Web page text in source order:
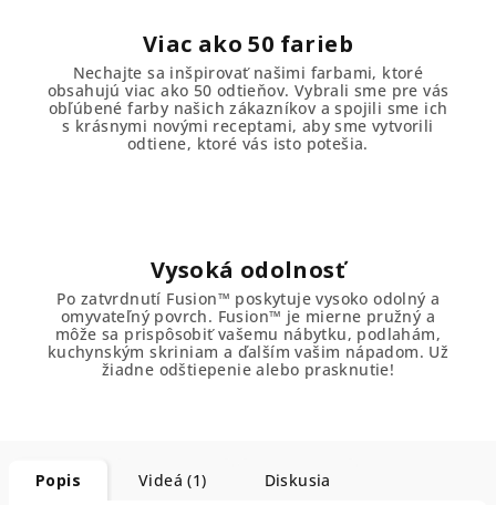
Viac ako 50 farieb
Nechajte sa inšpirovať našimi farbami, ktoré
obsahujú viac ako 50 odtieňov. Vybrali sme pre vás
obľúbené farby našich zákazníkov a spojili sme ich
s krásnymi novými receptami, aby sme vytvorili
odtiene, ktoré vás isto potešia.
Vysoká odolnosť
Po zatvrdnutí Fusion™ poskytuje vysoko odolný a
omyvateľný povrch. Fusion™ je mierne pružný a
môže sa prispôsobiť vašemu nábytku, podlahám,
kuchynským skriniam a ďalším vašim nápadom. Už
žiadne odštiepenie alebo prasknutie!
Popis Videá (1) Diskusia